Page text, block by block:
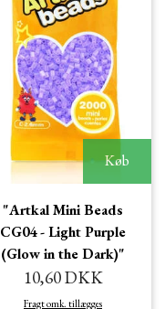
Køb
"Artkal Mini Beads
CG04 - Light Purple
(Glow in the Dark)"
10,60 DKK
Fragt omk. tillægges